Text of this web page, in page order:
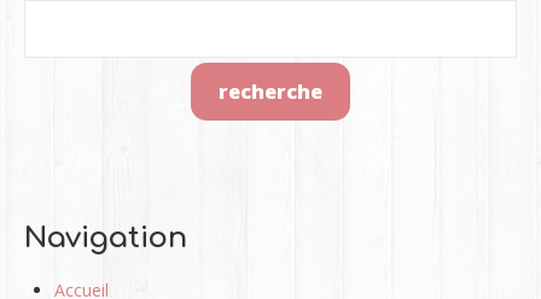
Navigation
Accueil